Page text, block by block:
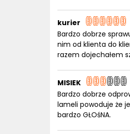
kurier
Bardzo dobrze
nim od klienta do
razem dojechałem
MISIEK
Bardzo dobrze
lameli powoduje że
bardzo GŁOśNA.